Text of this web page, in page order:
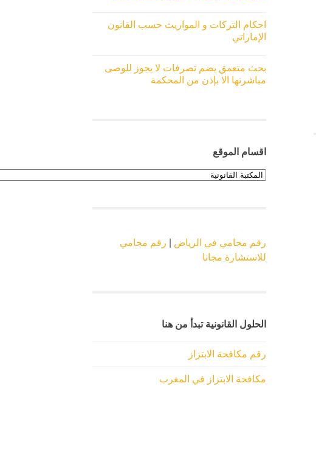
احكام التركات و المواريث حسب القانون
الإماراتي
بحث متعمق يضم تصرفات لا يجوز للوصى
مباشرتها الا بإذن من المحكمة
اقسام الموقع
اقسام
الموقع
رقم محامي في الرياض
رقم محامي
للاستشارة مجانا
الحلول القانونية تبدأ من هنا
رقم مكافحة الابتزاز
مكافحة الابتزاز في المغرب